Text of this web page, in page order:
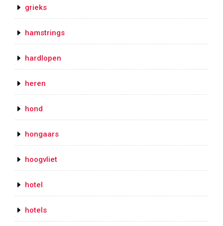
grieks
hamstrings
hardlopen
heren
hond
hongaars
hoogvliet
hotel
hotels